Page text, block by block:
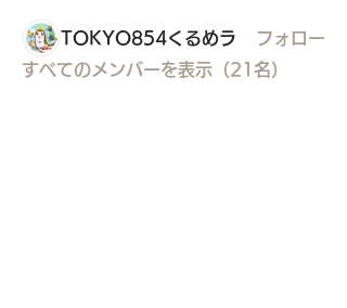
TOKYO854くるめラ
フォロー
すべてのメンバーを表示（21名）